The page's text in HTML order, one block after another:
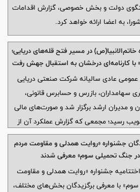
دولت و بخش خصوصی، گزارش اقدامات
به اعضا ارائه خواهد کرد.
خاتم‌الانبیا(ص) در مسیر فتح قله‌های دریایی؛
با کارنامه‌ای درخشان به استقبال جهش رفت
عادی سالیانه شرکت صنعتی دریایی
سهامداران، بازرس و حسابرس قانونی،
و مدیران ارشد برگزار شد و صورت‌های مالی
به تصویب رسید؛ مجمعی که گزارش عملکرد آن از
فراساحلی و دریایی، پیشرفت طرح‌های
ناوگان دریایی و ترسیم نقشه راهی
در سال ۱۴۰۵ حکایت داشت.
جشنواره «روایت همدلی و مقاومت مردم
در جنگ تحمیلی سوم» معرفی شدند
جشنواره «روایت همدلی و مقاومت
با معرفی برگزیدگان بخش‌های مختلف،